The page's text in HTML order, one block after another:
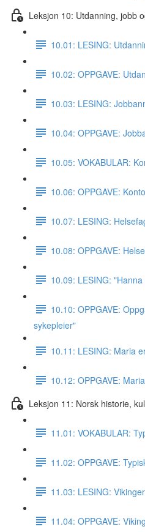
Leksjon 10: Utdanning, jobb
10.01: LESING:
10.02: OPPGAVE:
10.03: LESING:
10.04: OPPGAVE:
10.05: VOKABULAR:
10.06: OPPGAVE:
10.07: LESING:
10.08: OPPGAVE:
10.09: LESING:
10.10: OPPGAVE:
sykepleier"
10.11: LESING: Maria
10.12: OPPGAVE:
Leksjon 11: Norsk historie,
11.01: VOKABULAR:
11.02: OPPGAVE:
11.03: LESING: Vikinger
11.04: OPPGAVE: